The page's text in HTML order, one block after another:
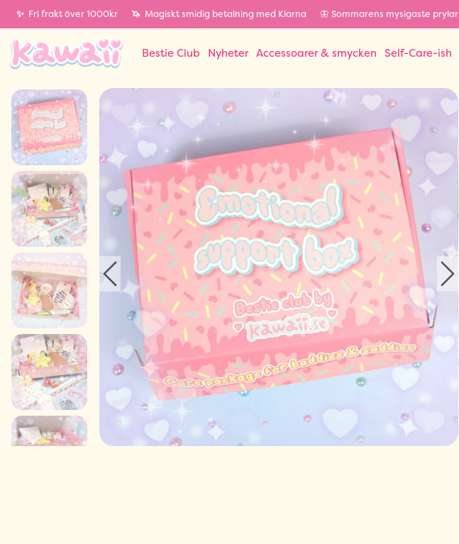
✨ Fri frakt över 1000kr 🦄 Magiskt smidig betalning med Klarna 🦋 Sommarens mysigaste prylar
Bestie Club Nyheter Accessoarer & smycken Self-Care-ish